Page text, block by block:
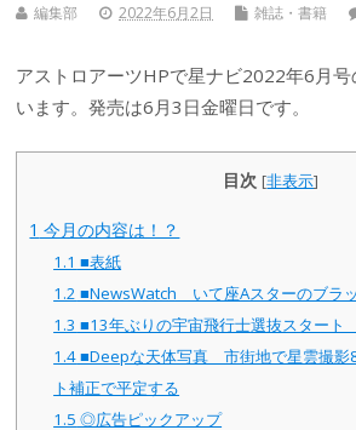
編集部 2022年6月2日 雑誌・書籍
アストロアーツHPで星ナビ2022年6月号
います。発売は6月3日金曜日です。
目次 [非表示]
1 今月の内容は！？
1.1 ■表紙
1.2 ■NewsWatch いて座Aスターのブラ
1.3 ■13年ぶりの宇宙飛行士選抜スター
1.4■Deepな天体写真 市街地で星雲撮影
ト補正で平定する
1.5 ◎広告ピックアップ